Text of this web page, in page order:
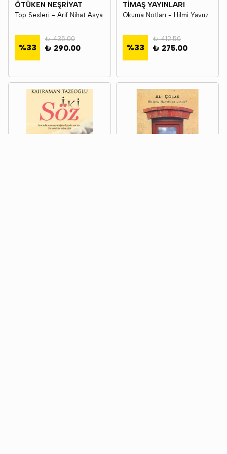
ÖTÜKEN NEŞRİYAT
Top Sesleri - Arif Nihat Asya
%33
₺ 435.00
₺ 290.00
TİMAŞ YAYINLARI
Okuma Notları - Hilmi Yavuz
%33
₺ 412.50
₺ 275.00